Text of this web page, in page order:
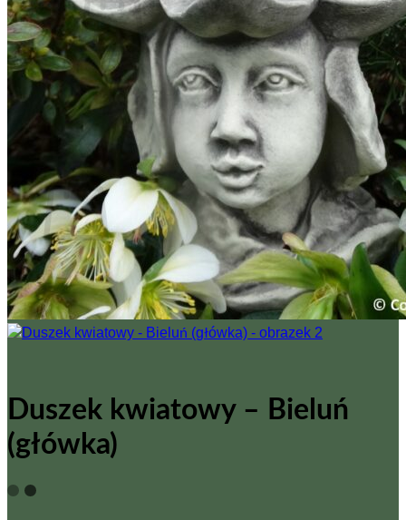
Brak produktów w koszyku.
Wróć do sklepu
Koszyk
Brak produktów w koszyku.
Wróć do sklepu
Duszek kwiatowy – Bieluń
(główka)